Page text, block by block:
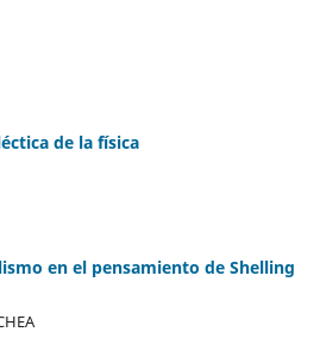
de la física
en el pensamiento de Shelling